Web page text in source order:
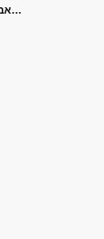
şunu! Abraq ad habra ne demek? Etimoloji. Kelimenin kökenine dair teorilerden biri, kelimenin Aramice אברא…